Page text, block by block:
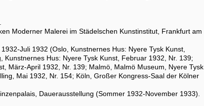
Moderner Malerei im Städelschen Kunstinstitut, Frankfurt am
Juli 1932 (Oslo, Kunstnernes Hus: Nyere Tysk Kunst,
Hus: Nyere Tysk Kunst, Februar 1932, Nr. 139;
März-April 1932, Nr. 139; Malmö, Malmö Museum, Nyere Tysk
Mai 1932, Nr. 154; Köln, Großer Kongress-Saal der Kölner
Dauerausstellung (Sommer 1932-November 1933).